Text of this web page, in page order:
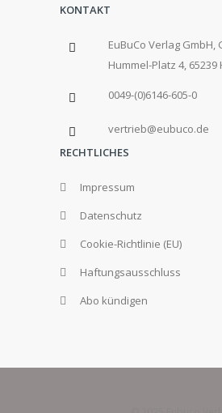
KONTAKT
EuBuCo Verlag GmbH,
Hummel-Platz 4, 65239
0049-(0)6146-605-0
vertrieb@eubuco.de
RECHTLICHES
Impressum
Datenschutz
Cookie-Richtlinie (EU)
Haftungsausschluss
Abo kündigen